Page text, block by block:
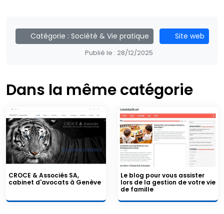
Catégorie : Société & Vie pratique Site web
Publié le : 28/12/2025
Dans la même catégorie
CROCE & Associés SA,
cabinet d'avocats à Genève
Le blog pour vous assister
lors de la gestion de votre vie
de famille